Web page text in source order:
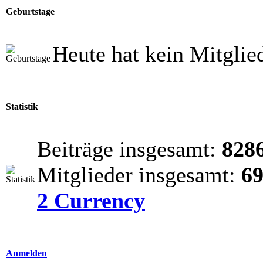
Geburtstage
Heute hat kein
Statistik
Beiträge insgesamt:
Mitglieder insgesamt:
2 Currency
Anmelden